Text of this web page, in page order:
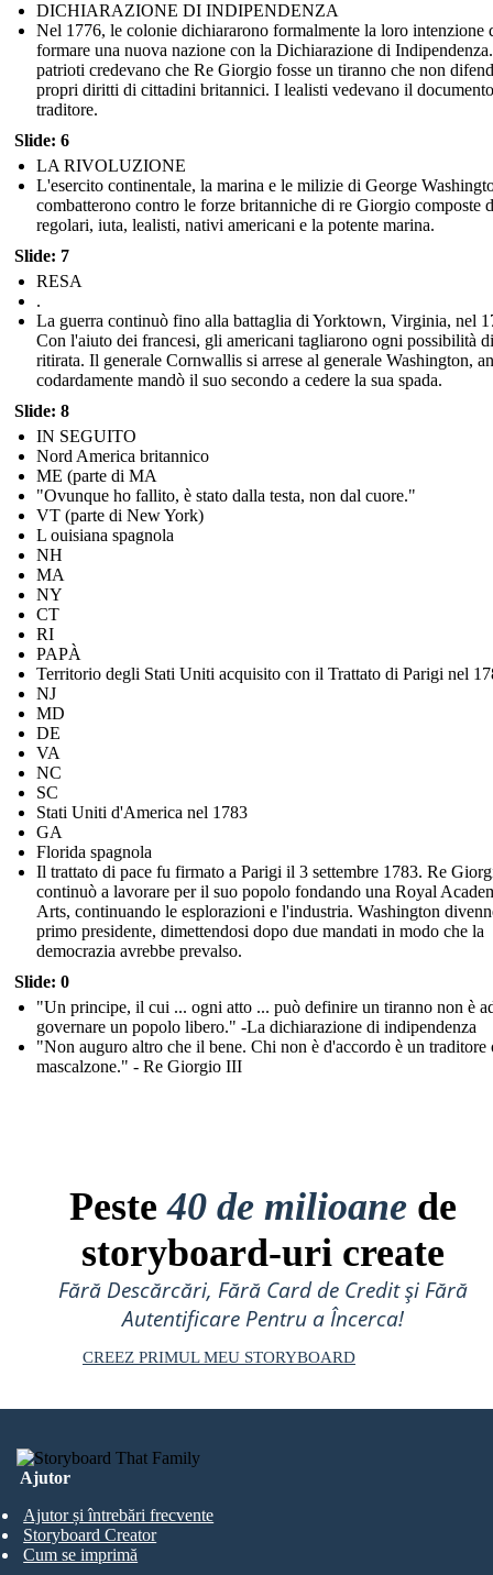
DICHIARAZIONE DI INDIPENDENZA
Nel 1776, le colonie dichiararono formalmente la loro intenzione
formare una nuova nazione con la Dichiarazione di
patrioti credevano che Re Giorgio fosse un tiranno che non
propri diritti di cittadini britannici. I lealisti vedevano il
traditore.
Slide: 6
LA RIVOLUZIONE
L'esercito continentale, la marina e le milizie di George
combatterono contro le forze britanniche di re Giorgio composte
regolari, iuta, lealisti, nativi americani e la potente marina.
Slide: 7
RESA
.
La guerra continuò fino alla battaglia di Yorktown, Virginia, nel
Con l'aiuto dei francesi, gli americani tagliarono ogni possibilità di
ritirata. Il generale Cornwallis si arrese al generale Washington,
codardamente mandò il suo secondo a cedere la sua spada.
Slide: 8
IN SEGUITO
Nord America britannico
ME (parte di MA
"Ovunque ho fallito, è stato dalla testa, non dal cuore."
VT (parte di New York)
L ouisiana spagnola
NH
MA
NY
CT
RI
PAPÀ
Territorio degli Stati Uniti acquisito con il Trattato di Parigi nel
NJ
MD
DE
VA
NC
SC
Stati Uniti d'America nel 1783
GA
Florida spagnola
Il trattato di pace fu firmato a Parigi il 3 settembre 1783. Re
continuò a lavorare per il suo popolo fondando una Royal
Arts, continuando le esplorazioni e l'industria. Washington
primo presidente, dimettendosi dopo due mandati in modo che la
democrazia avrebbe prevalso.
Slide: 0
"Un principe, il cui ... ogni atto ... può definire un tiranno non è
governare un popolo libero." -La dichiarazione di indipendenza
"Non auguro altro che il bene. Chi non è d'accordo è un traditore
mascalzone." - Re Giorgio III
Peste40 de milioane de
storyboard-uri create
Fără Descărcări, Fără Card de Credit și Fără
Autentificare Pentru a Încerca!
CREEZ PRIMUL MEU STORYBOARD
Ajutor
Ajutor și întrebări frecvente
Storyboard Creator
Cum se imprimă